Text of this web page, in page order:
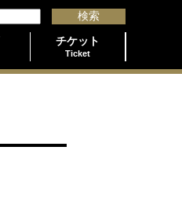
チケット
Ticket